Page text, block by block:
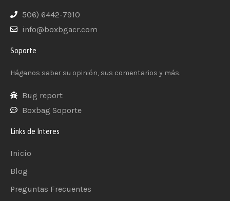
506) 6442-7910
info@boxbgacr.com
Soporte
Háganos saber su opinión, sus comentarios y más.
Bug report
Boxbag Soporte
Links de Interes
Inicio
Blog
Preguntas Frecuentes